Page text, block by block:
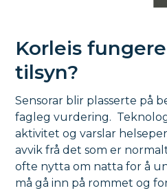
Korleis
tilsyn?
Sensorar blir plasserte på
fagleg vurdering.
aktivitet og varslar
avvik frå det som er
ofte nytta om natta for å
må gå inn på rommet og